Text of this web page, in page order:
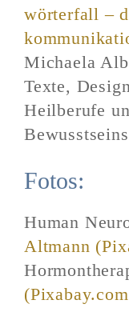
wörterfall –
Michaela
Texte,
Heilberufe
Fotos:
Human
Altmann